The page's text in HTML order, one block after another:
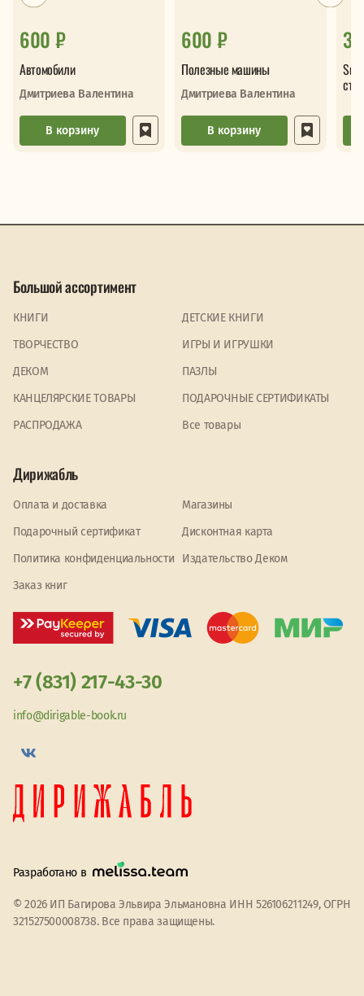
600 ₽
Автомобили
Дмитриева Валентина
В корзину
600 ₽
Полезные машины
Дмитриева Валентина
В корзину
Большой ассортимент
КНИГИ
ДЕТСКИЕ КНИГИ
ТВОРЧЕСТВО
ИГРЫ И ИГРУШКИ
ДЕКОМ
ПАЗЛЫ
КАНЦЕЛЯРСКИЕ ТОВАРЫ
ПОДАРОЧНЫЕ СЕРТИФИКАТЫ
PАСПРОДАЖА
Все товары
Дирижабль
Оплата и доставка
Магазины
Подарочный сертификат
Дисконтная карта
Политика конфиденциальности
Издательство Деком
Заказ книг
+7 (831) 217-43-30
info@dirigable-book.ru
Разработано в
© 2026 ИП Багирова Эльвира Эльмановна ИНН 526106211249, ОГРН
321527500008738. Все права защищены.